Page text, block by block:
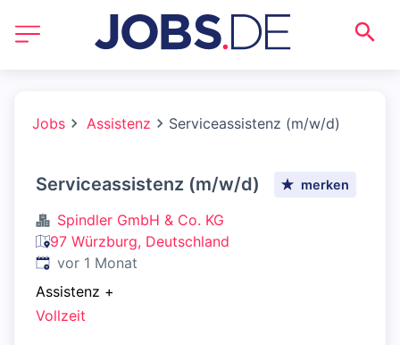
Jobs Assistenz Serviceassistenz (m/w/d)
Serviceassistenz (m/w/d) merken
Spindler GmbH & Co. KG
97 Würzburg, Deutschland
Veröffentlicht:
vor 1 Monat
Assistenz +
Vollzeit